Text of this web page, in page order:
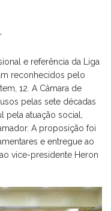
e referência da Liga
reconhecidos pelo
12. A Câmara de
pelas sete décadas
pela atuação social,
A proposição foi
e entregue ao
vice-presidente Heron